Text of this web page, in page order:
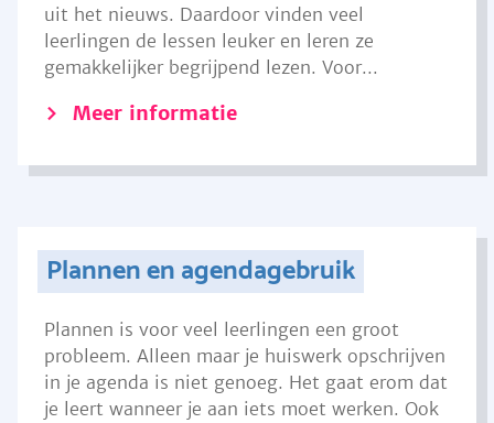
uit het nieuws. Daardoor vinden veel
leerlingen de lessen leuker en leren ze
gemakkelijker begrijpend lezen. Voor...
Meer informatie
Plannen en agendagebruik
Plannen is voor veel leerlingen een groot
probleem. Alleen maar je huiswerk opschrijven
in je agenda is niet genoeg. Het gaat erom dat
je leert wanneer je aan iets moet werken. Ook